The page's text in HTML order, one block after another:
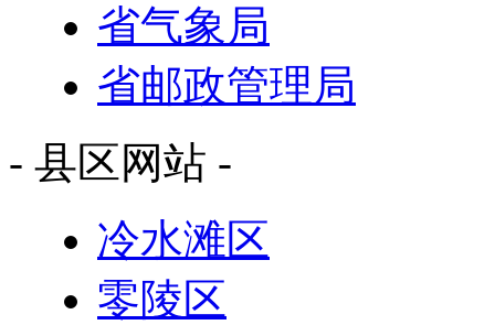
省气象局
省邮政管理局
- 县区网站 -
冷水滩区
零陵区